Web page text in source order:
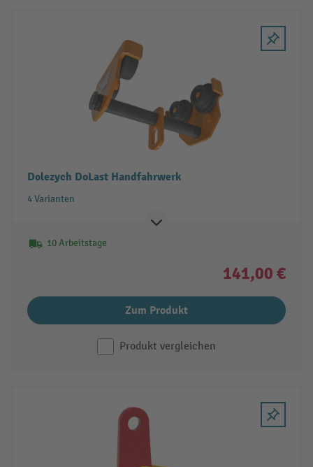
Dolezych DoLast Handfahrwerk
4 Varianten
10 Arbeitstage
141,00 €
Zum Produkt
Produkt vergleichen